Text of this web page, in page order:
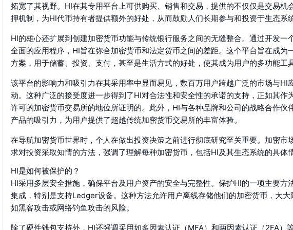
拓宽了其视野。HI在其专用平台上可供购买、销售和交易，提供的不仅仅是交易机
押机制，为HI代币持有者提供额外的好处，从而鼓励人们长期参与和投资于生态系
HI的雄心还扩展到创建加密货币功能与传统银行服务之间的无缝整合。通过开发一
全面的应用程序，HI旨在弥合加密货币和法定货币之间的差距。这个平台旨在成为
方案，用于储蓄、投资、支付，甚至是生活方式的好处，使其成为用户的多功能工
该平台的影响力和吸引力在其采用率中显而易见，数百万用户跨越广泛的市场与HI
动。这种广泛的接受度进一步得到了HI对合法性和安全性的承诺的支持，正如其作
许可的加密货币交易所的地位所证明的。此外，HI与各种品牌和公司的战略合作伙
产品的吸引力，为用户提供了超越传统加密货币交易所的丰富体验。
在导航加密货币世界时，个人在做出投资决策之前进行彻底研究至关重要。加密市
求对投资采取知情的方法，强调了理解每种加密货币，包括HI及其生态系统的具体
HI是如何被保护的？
HI采用多层安全措施，确保平台及用户资产的安全与完整性。保护HI的一项主要方
集成，特别是支持Ledger设备。这种方法允许用户离线存储他们的加密货币，大大
如黑客攻击或网络钓鱼攻击的风险。
除了硬件钱包支持外，HI还强调采用如多因素认证（MFA）和两因素认证（2FA）